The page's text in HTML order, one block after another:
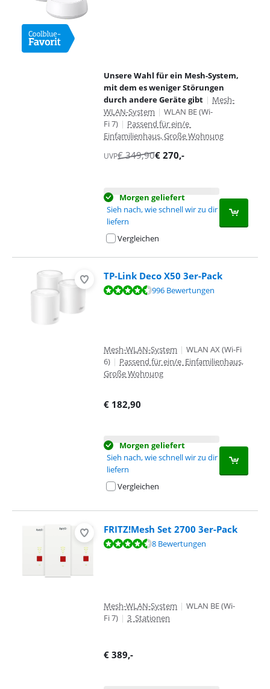
Unsere Wahl für ein Mesh-System,
mit dem es weniger Störungen
durch andere Geräte gibt | Mesh-
WLAN-System | WLAN BE (Wi-
Fi 7) | Passend für ein/e
Einfamilienhaus, Große Wohnung
UVP€349,90€ 270,-
Morgen geliefert
Sieh nach, wie schnell wir zu dir
liefern
Vergleichen
TP-Link Deco X50 3er-Pack
Bewertet mit 9,1 von 10, basierend auf 996 Bewertungen.
996 Bewertungen
Mesh-WLAN-System | WLAN AX (Wi-Fi
6) | Passend für ein/e Einfamilienhaus,
Große Wohnung
€ 182,90
Morgen geliefert
Sieh nach, wie schnell wir zu dir
liefern
Vergleichen
FRITZ!Mesh Set 2700 3er-Pack
Bewertet mit 8,6 von 10, basierend auf 8 Bewertungen.
8 Bewertungen
Mesh-WLAN-System | WLAN BE (Wi-
Fi 7) | 3 Stationen
€ 389,-